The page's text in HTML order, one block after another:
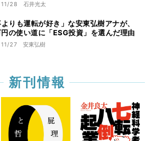
11/28 石井光太
よりも運転が好き」な安東弘樹アナが、
の使い道に「ESG投資」を選んだ理由
11/27 安東弘樹
新刊情報